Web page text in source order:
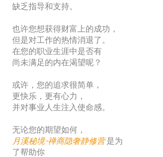
缺乏指导和支持。
也许您想获得财富上的成功，
但是对工作的热情消退了。
在您的职业生涯中是否有
尚未满足的内在渴望呢？
​或许，您的追求很简单，
更快乐，更有心力，
并对事业人生注入使命感。
​无论您的期望如何，
月溪秘境-禅商隐奢静修营是为
了帮助你